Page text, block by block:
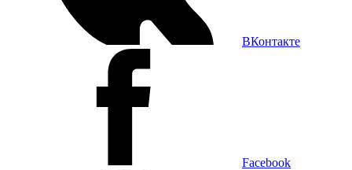
ВКонтакте
Facebook